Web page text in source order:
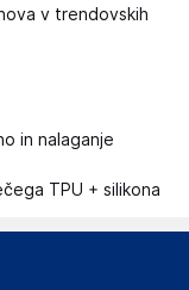
v trendovskih
in nalaganje
TPU + silikona